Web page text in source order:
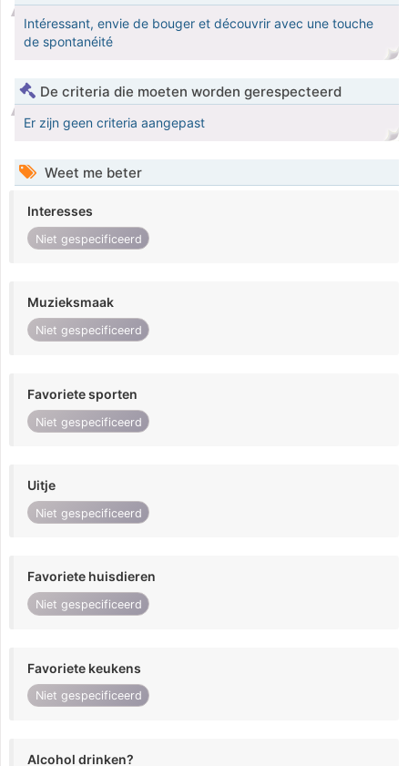
Intéressant, envie de bouger et découvrir avec une touche
de spontanéité
De criteria die moeten worden gerespecteerd
Er zijn geen criteria aangepast
Weet me beter
Interesses
Niet gespecificeerd
Muzieksmaak
Niet gespecificeerd
Favoriete sporten
Niet gespecificeerd
Uitje
Niet gespecificeerd
Favoriete huisdieren
Niet gespecificeerd
Favoriete keukens
Niet gespecificeerd
Alcohol drinken?